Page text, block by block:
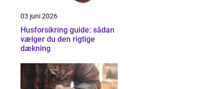
03 juni 2026
Husforsikring guide: sådan
vælger du den rigtige
dækning